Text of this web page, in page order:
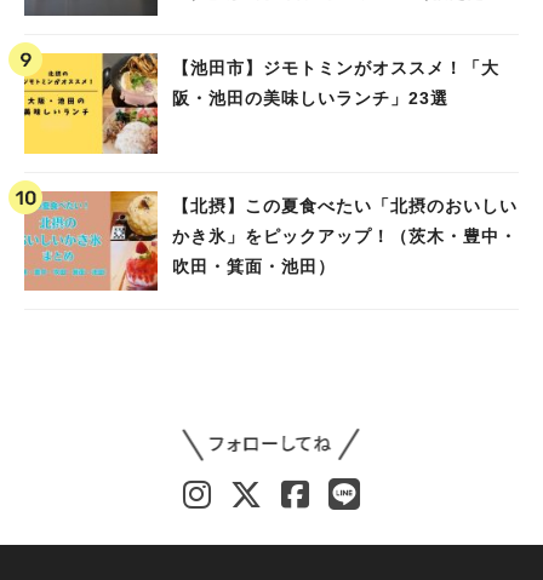
【池田市】ジモトミンがオススメ！「大
阪・池田の美味しいランチ」23選
【北摂】この夏食べたい「北摂のおいしい
かき氷」をピックアップ！（茨木・豊中・
吹田・箕面・池田）